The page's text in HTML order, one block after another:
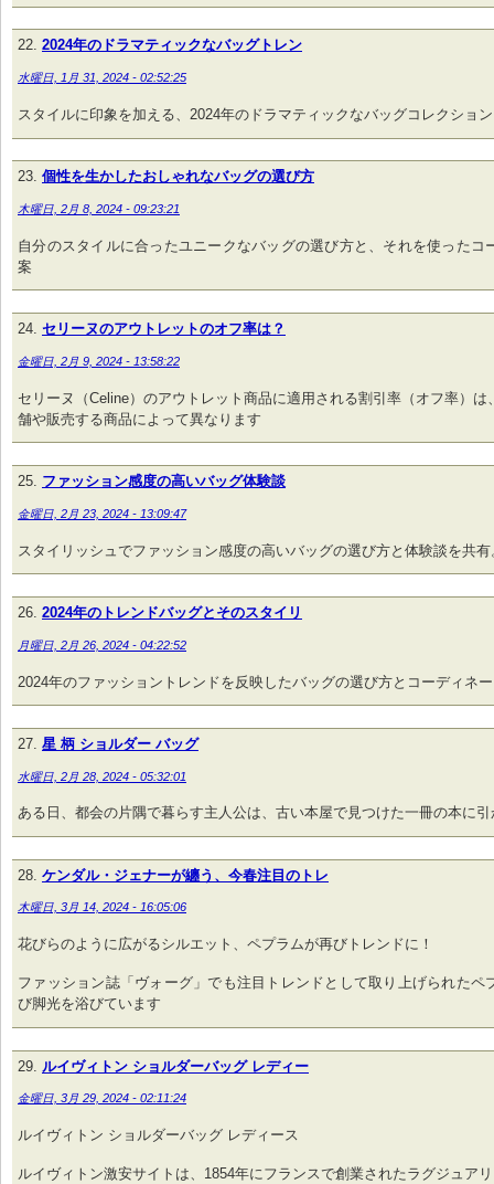
2024年のドラマティックなバッグトレン
水曜日, 1月 31, 2024 - 02:52:25
スタイルに印象を加える、2024年のドラマティックなバッグコレクショ
個性を生かしたおしゃれなバッグの選び方
木曜日, 2月 8, 2024 - 09:23:21
自分のスタイルに合ったユニークなバッグの選び方と、それを使ったコ
案
セリーヌのアウトレットのオフ率は？
金曜日, 2月 9, 2024 - 13:58:22
セリーヌ（Celine）のアウトレット商品に適用される割引率（オフ率）は
舗や販売する商品によって異なります
ファッション感度の高いバッグ体験談
金曜日, 2月 23, 2024 - 13:09:47
スタイリッシュでファッション感度の高いバッグの選び方と体験談を共有
2024年のトレンドバッグとそのスタイリ
月曜日, 2月 26, 2024 - 04:22:52
2024年のファッショントレンドを反映したバッグの選び方とコーディネ
星 柄 ショルダー バッグ
水曜日, 2月 28, 2024 - 05:32:01
ある日、都会の片隅で暮らす主人公は、古い本屋で見つけた一冊の本に
ケンダル・ジェナーが纏う、今春注目のトレ
木曜日, 3月 14, 2024 - 16:05:06
花びらのように広がるシルエット、ペプラムが再びトレンドに！
ファッション誌「ヴォーグ」でも注目トレンドとして取り上げられたペ
び脚光を浴びています
ルイヴィトン ショルダーバッグ レディー
金曜日, 3月 29, 2024 - 02:11:24
ルイヴィトン ショルダーバッグ レディース
ルイヴィトン激安サイトは、1854年にフランスで創業されたラグジュア